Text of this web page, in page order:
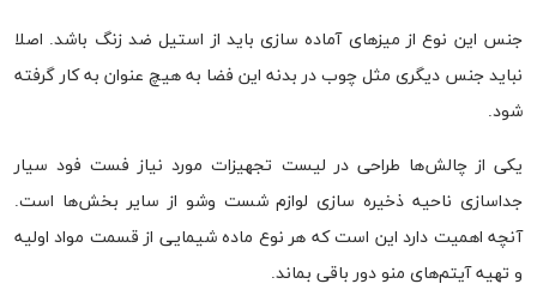
جنس این نوع از میزهای آماده سازی باید از استیل ضد زنگ باشد. اصلا
نباید جنس دیگری مثل چوب در بدنه این فضا به هیچ عنوان به کار گرفته
شود.
یکی از چالش‌ها طراحی در لیست تجهیزات مورد نیاز فست فود سیار
جداسازی ناحیه ذخیره سازی لوازم شست وشو از سایر بخش‌ها است.
آنچه اهمیت دارد این است که هر نوع ماده شیمایی از قسمت مواد اولیه
و تهیه آیتم‌‍‌های منو دور باقی بماند.